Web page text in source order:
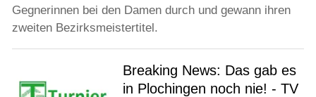
Gegnerinnen bei den Damen durch und gewann ihren
zweiten Bezirksmeistertitel.
Breaking News: Das gab es
in Plochingen noch nie! - TV